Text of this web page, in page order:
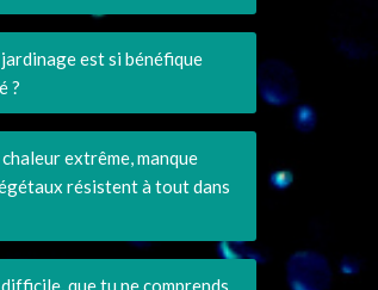
est si bénéfique
?
extrême, manque
résistent à tout dans
que tu ne comprends